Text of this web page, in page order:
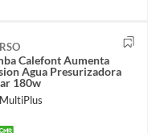
Calefont Aumenta
Agua Presurizadora
180w